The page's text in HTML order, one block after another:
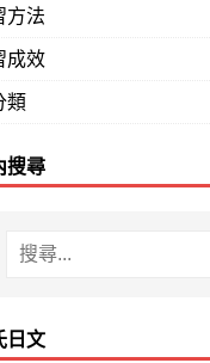
方法
成效
類
搜尋
日文